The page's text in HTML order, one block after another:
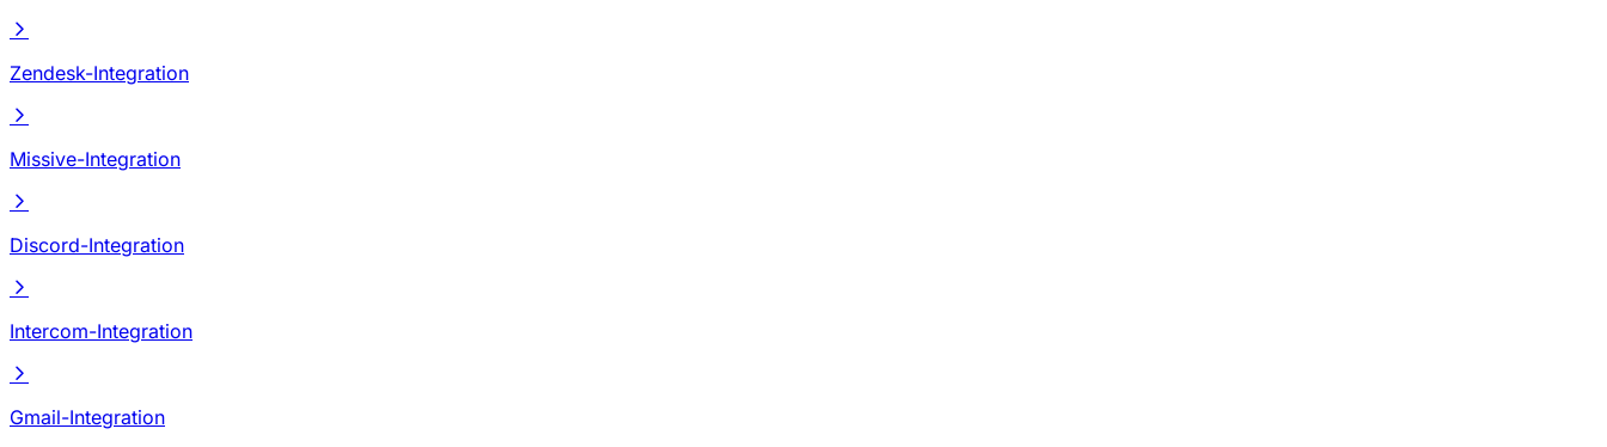
Zendesk-Integration
Missive-Integration
Discord-Integration
Intercom-Integration
Gmail-Integration